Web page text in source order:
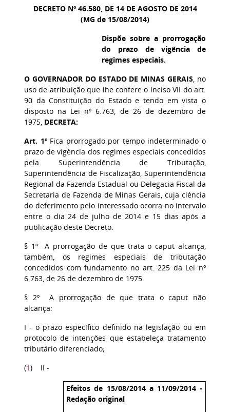
DECRETO Nº 46.580, DE 14 DE AGOSTO DE 2014
(MG de 15/08/2014)
Dispõe sobre a prorrogação
do prazo de vigência de
regimes especiais.
O GOVERNADOR DO ESTADO DE MINAS GERAIS, no
uso de atribuição que lhe confere o inciso VII do art.
90 da Constituição do Estado e tendo em vista o
disposto na Lei nº 6.763, de 26 de dezembro de
1975, DECRETA:
Art. 1ºFica prorrogado por tempo indeterminado o
prazo de vigência dos regimes especiais concedidos
pela Superintendência de Tributação,
Superintendência de Fiscalização, Superintendência
Regional da Fazenda Estadual ou Delegacia Fiscal da
Secretaria de Fazenda de Minas Gerais, cuja ciência
do deferimento pelo interessado ocorra no intervalo
entre o dia 24 de julho de 2014 e 15 dias após a
publicação deste Decreto.
§ 1º A prorrogação de que trata o caput alcança,
também, os regimes especiais de tributação
concedidos com fundamento no art. 225 da Lei nº
6.763, de 26 de dezembro de 1975.
§ 2º A prorrogação de que trata o caput não
alcança:
I - o prazo específico definido na legislação ou em
protocolo de intenções que estabeleça tratamento
tributário diferenciado;
(1) II -
Efeitos de 15/08/2014 a 11/09/2014 -
Redação original